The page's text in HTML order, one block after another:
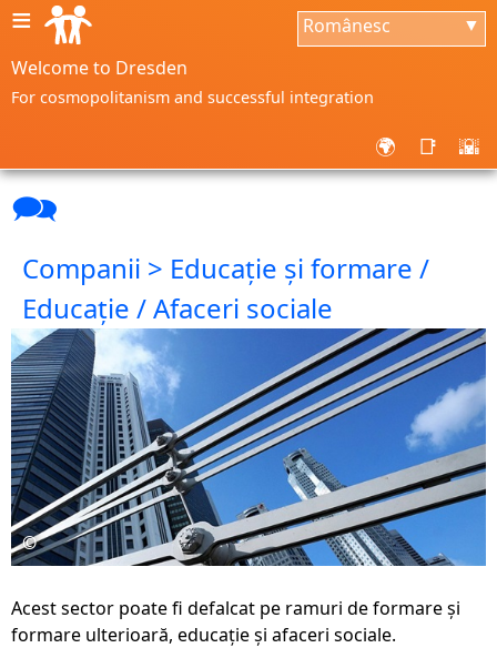
≡ Românesc ▼
Welcome to Dresden
For cosmopolitanism and successful integration
🌍 📑 🌇
🗪
Companii > Educație și formare /
Educație / Afaceri sociale
©
Acest sector poate fi defalcat pe ramuri de formare și
formare ulterioară, educație și afaceri sociale.